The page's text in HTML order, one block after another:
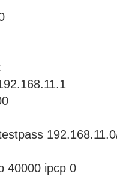
40000 ipcp 0